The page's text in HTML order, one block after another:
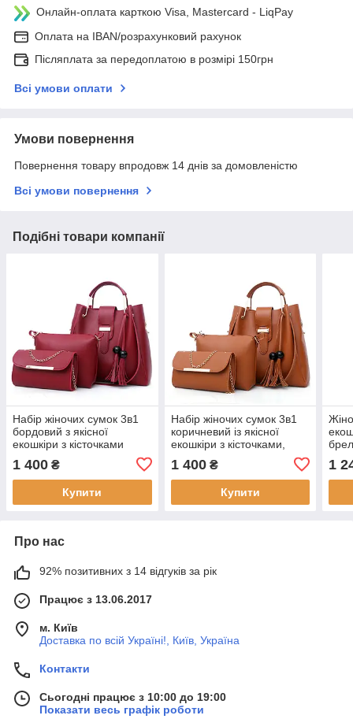
Онлайн-оплата карткою Visa, Mastercard - LiqPay
Оплата на IBAN/розрахунковий рахунок
Післяплата за передоплатою в розмірі 150грн
Всі умови оплати
Умови повернення
Повернення товару впродовж 14 днів за домовленістю
Всі умови повернення
Подібні товари компанії
Набір жіночих сумок 3в1
бордовий з якісної
екошкіри з кісточками
1 400 ₴
Купити
Набір жіночих сумок 3в1
коричневий із якісної
екошкіри з кісточками,
1 400₴
Купити
1
Про нас
92% позитивних з 14 відгуків за рік
Працює з 13.06.2017
м. Київ
Доставка по всій Україні!, Київ, Україна
Контакти
Сьогодні працює з 10:00 до 19:00
Показати весь графік роботи